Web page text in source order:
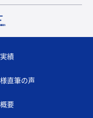
績
直筆の声
要